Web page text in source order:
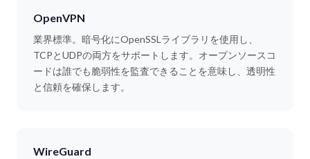
OpenVPN
業界標準。暗号化にOpenSSLライブラリを使用し、
TCPとUDPの両方をサポートします。オープンソースコ
ードは誰でも脆弱性を監査できることを意味し、透明性
と信頼を確保します。
WireGuard